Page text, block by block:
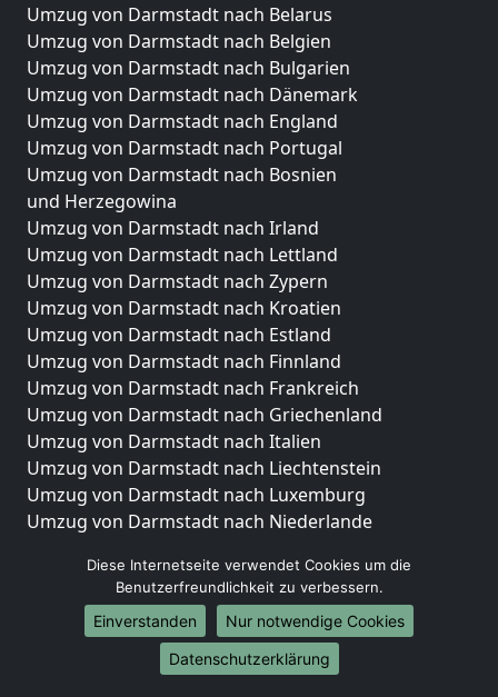
Umzug von Darmstadt nach Belarus
Umzug von Darmstadt nach Belgien
Umzug von Darmstadt nach Bulgarien
Umzug von Darmstadt nach Dänemark
Umzug von Darmstadt nach England
Umzug von Darmstadt nach Portugal
Umzug von Darmstadt nach Bosnien
und Herzegowina
Umzug von Darmstadt nach Irland
Umzug von Darmstadt nach Lettland
Umzug von Darmstadt nach Zypern
Umzug von Darmstadt nach Kroatien
Umzug von Darmstadt nach Estland
Umzug von Darmstadt nach Finnland
Umzug von Darmstadt nach Frankreich
Umzug von Darmstadt nach Griechenland
Umzug von Darmstadt nach Italien
Umzug von Darmstadt nach Liechtenstein
Umzug von Darmstadt nach Luxemburg
Umzug von Darmstadt nach Niederlande
Umzüge-Deutschlandweit
Umzug von Darmstadt nach Berlin
Umzug von Darmstadt nach Hamburg
Umzug von Darmstadt nach München
Diese Internetseite verwendet Cookies um die
Benutzerfreundlichkeit zu verbessern.
Einverstanden
Nur notwendige Cookies
Datenschutzerklärung